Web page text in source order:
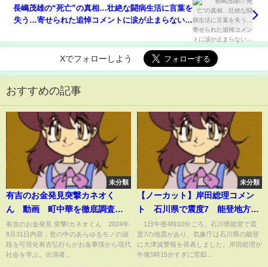
長嶋茂雄の“死亡”の真相…壮絶な闘病生活に言葉を
失う…寄せられた追悼コメントに涙が止まらない…
Xでフォローしよう
おすすめの記事
未分類
有吉のお金発見突撃カネオく
ん 動画 町中華を徹底調査 8
月31日
有吉のお金発見 突撃!カネオくん 2024年
8月31日内容：世の中のあらゆるモノの値
段を可視化有吉弘行らがお金事情から現代
社会を学ぶ。出演者...
未分類
【ノーカット】岸田総理コメン
ト 石川県で震度7 能登地方に
大津波警報(2024年1月1日)
1日午後4時10分ごろ、石川県能登で震
度7の地震があり、気象庁は石川県の能登
に大津波警報を発表しました。岸田総理が
午後5時15分すぎに官邸...